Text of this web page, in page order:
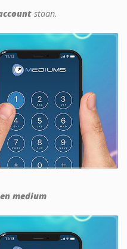
staan.
medium